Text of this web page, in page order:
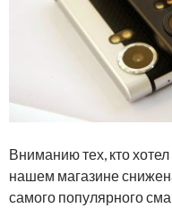
Вниманию тех, кто хотел
нашем магазине
самого популярного